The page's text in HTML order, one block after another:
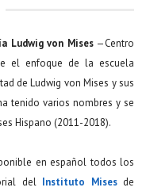
Ludwig von Mises—Centro
el enfoque de la escuela
de Ludwig von Mises y sus
tenido varios nombres y se
Hispano (2011-2018).
en español todos los
del Instituto Misesde